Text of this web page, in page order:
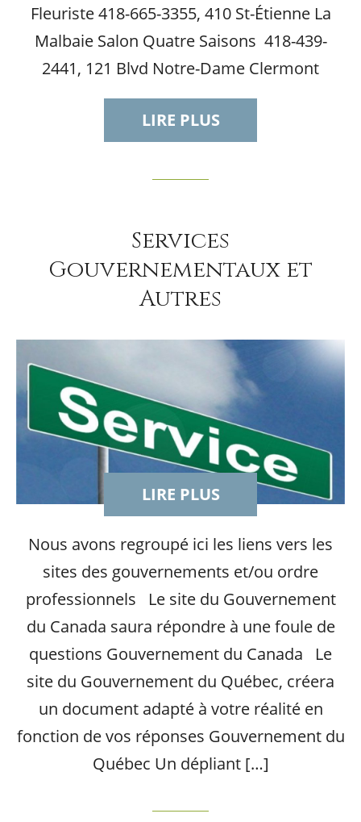
Fleuriste 418-665-3355, 410 St-Étienne La
Malbaie Salon Quatre Saisons 418-439-
2441, 121 Blvd Notre-Dame Clermont
LIRE PLUS
Services
Gouvernementaux et
Autres
LIRE PLUS
Nous avons regroupé ici les liens vers les
sites des gouvernements et/ou ordre
professionnels Le site du Gouvernement
du Canada saura répondre à une foule de
questions Gouvernement du Canada Le
site du Gouvernement du Québec, créera
un document adapté à votre réalité en
fonction de vos réponses Gouvernement du
Québec Un dépliant […]